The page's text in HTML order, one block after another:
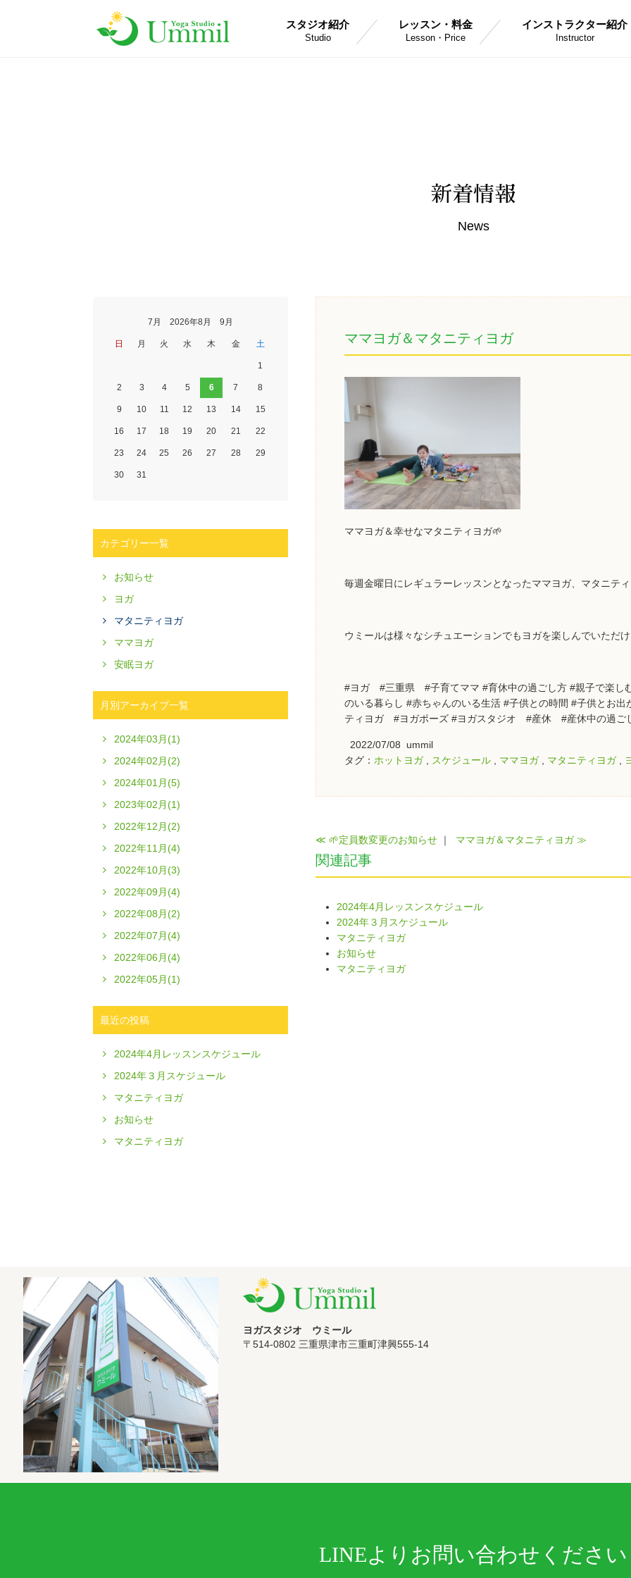
スタジオ紹介
Studio
レッスン・料金
Lesson・Price
インストラクター紹介
Instructor
新着情報
News
ママヨガ＆マタニティヨガ
ママヨガ＆幸せなマタニティヨガ🌱
毎週金曜日にレギュラーレッスンとなったママヨガ、マタニテ
ウミールは様々なシチュエーションでもヨガを楽しんでいただ
#ヨガ #三重県 #子育てママ #育休中の過ごし方 #親子で楽
のいる暮らし #赤ちゃんのいる生活 #子供との時間 #子供と
ティヨガ #ヨガポーズ #ヨガスタジオ #産休 #産休中の過ご
2022/07/08 ummil
タグ： ホットヨガ, スケジュール ママヨガ, マタニティヨガ,
≪ 🌱定員数変更のお知らせ ｜ ママヨガ＆マタニティヨガ ≫
関連記事
2024年4月レッスンスケジュール
2024年３月スケジュール
マタニティヨガ
お知らせ
マタニティヨガ
7月 2026年8月 9月
日 月 火 水 木 金 土
1
2 3 4 5 6 7 8
9 10 11 12 13 14 15
16 17 18 19 20 21 22
23 24 25 26 27 28 29
30 31
カテゴリー一覧
お知らせ
ヨガ
マタニティヨガ
ママヨガ
安眠ヨガ
月別アーカイブ一覧
2024年03月(1)
2024年02月(2)
2024年01月(5)
2023年02月(1)
2022年12月(2)
2022年11月(4)
2022年10月(3)
2022年09月(4)
2022年08月(2)
2022年07月(4)
2022年06月(4)
2022年05月(1)
最近の投稿
2024年4月レッスンスケジュール
2024年３月スケジュール
マタニティヨガ
お知らせ
マタニティヨガ
ヨガスタジオ ウミール
〒514-0802 三重県津市三重町津興555-14
LINEよりお問い合わせください